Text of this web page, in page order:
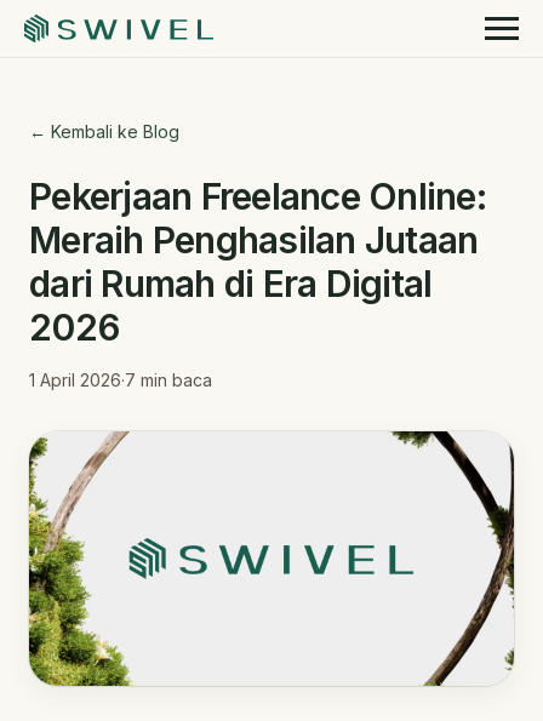
← Kembali ke Blog
Pekerjaan Freelance Online:
Meraih Penghasilan Jutaan
dari Rumah di Era Digital
2026
1 April 2026·7 min baca